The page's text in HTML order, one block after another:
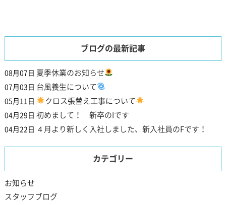
ブログの最新記事
08月07日 夏季休業のお知らせ
07月03日 台風養生について
05月11日 クロス張替え工事について
04月29日 初めまして！ 新卒のIです
04月22日 ４月より新しく入社しました、新入社員のFです！
カテゴリー
お知らせ
スタッフブログ